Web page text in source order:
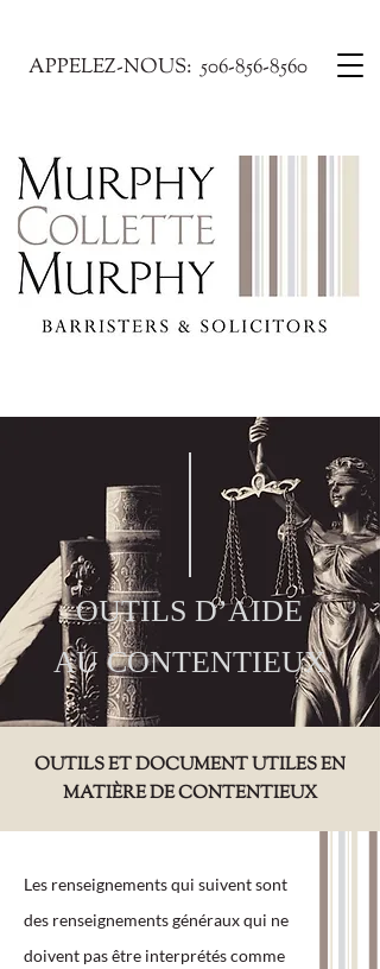
APPELEZ-NOUS:506-856-8560
OUTILS D’AIDE
AU CONTENTIEUX
OUTILS ET DOCUMENT UTILES EN
MATIÈRE DE CONTENTIEUX
Les renseignements qui suivent sont
des renseignements généraux qui ne
doivent pas être interprétés comme